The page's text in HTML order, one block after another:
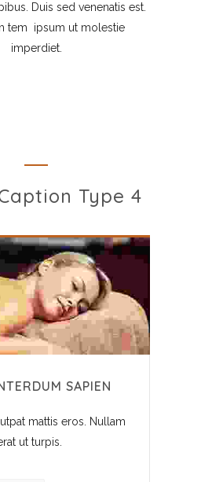
Duis sed venenatis est.
tem ipsum ut molestie
imperdiet.
Type 4
SAPIEN
mattis eros. Nullam
ut turpis.